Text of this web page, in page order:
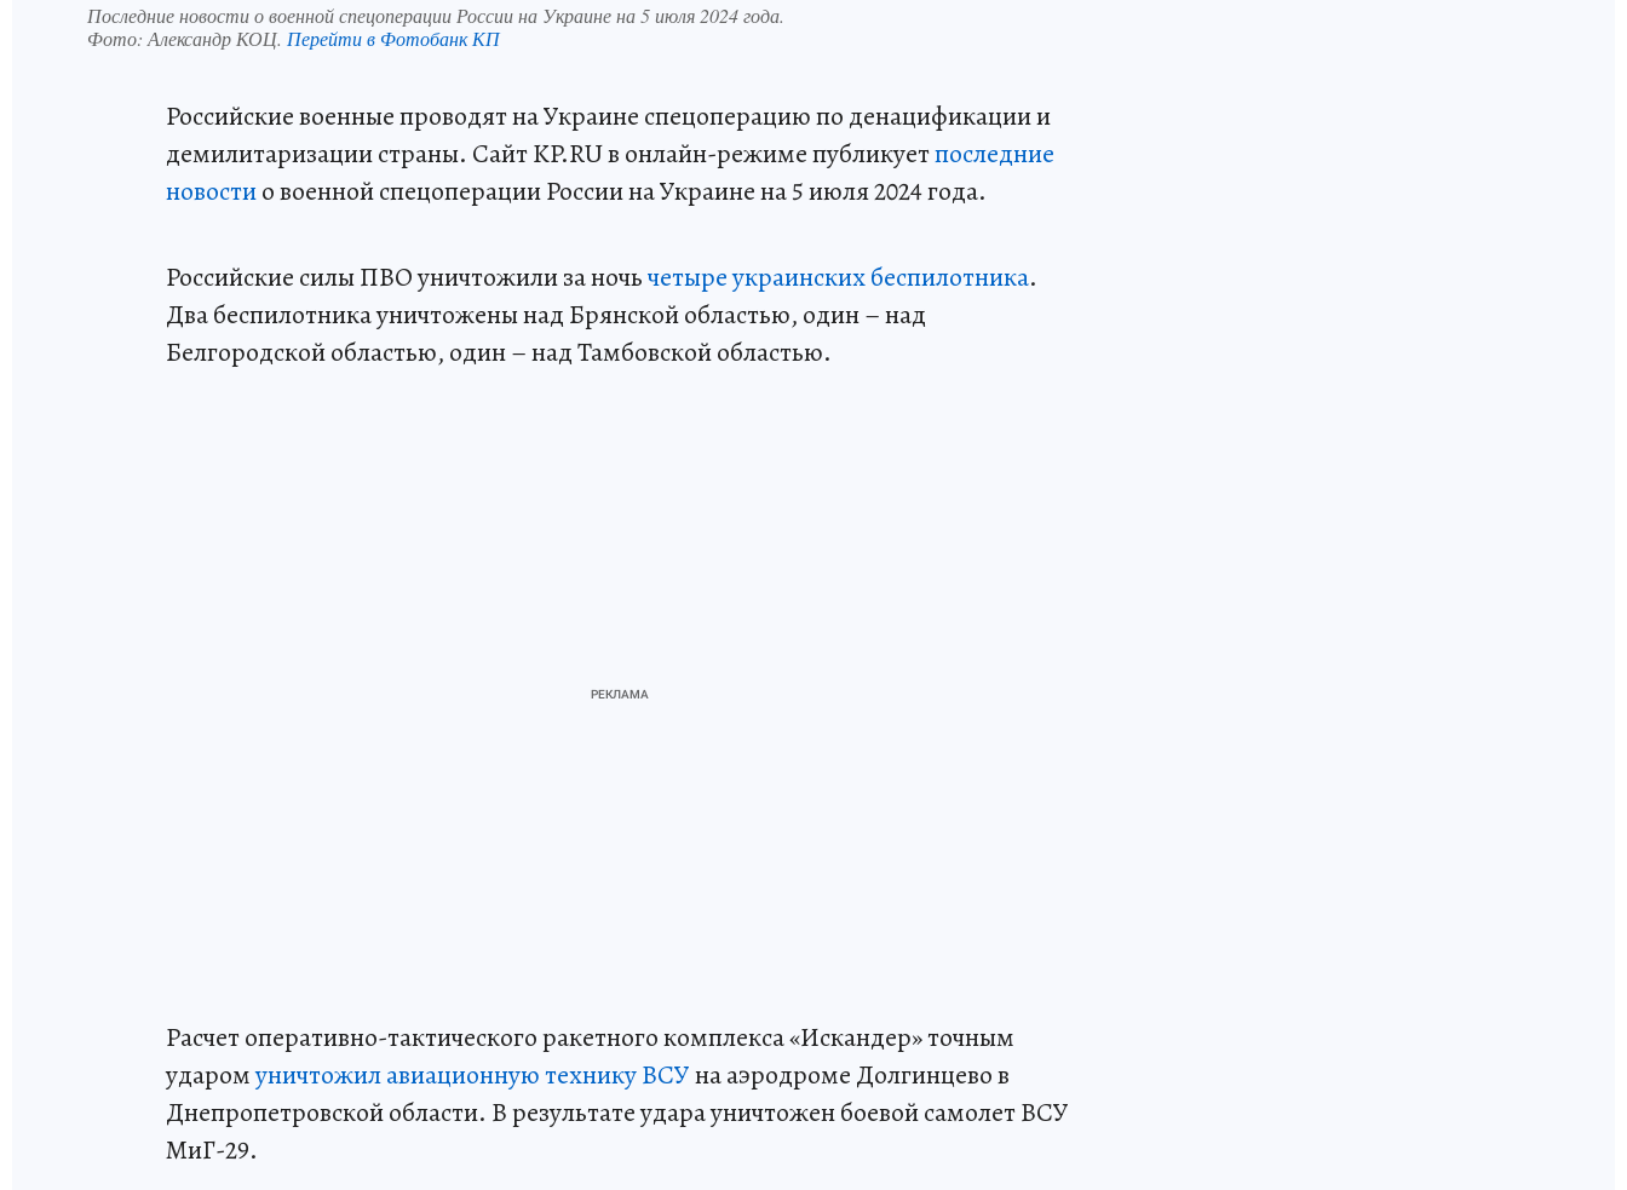
Последние новости о военной спецоперации России на Украине на 5 июля 2024 года.
Фото: Александр КОЦ. Перейти в Фотобанк КП
Российские военные проводят на Украине спецоперацию по денацификации и
демилитаризации страны. Сайт KP.RU в онлайн-режиме публикуетпоследние
новостио военной спецоперации России на Украине на 5 июля 2024 года.
Российские силы ПВО уничтожили за ночьчетыре украинских беспилотника.
Два беспилотника уничтожены над Брянской областью, один – над
Белгородской областью, один – над Тамбовской областью.
Расчет оперативно-тактического ракетного комплекса «Искандер» точным
ударомуничтожил авиационную технику ВСУна аэродроме Долгинцево в
Днепропетровской области. В результате удара уничтожен боевой самолет ВСУ
МиГ-29.